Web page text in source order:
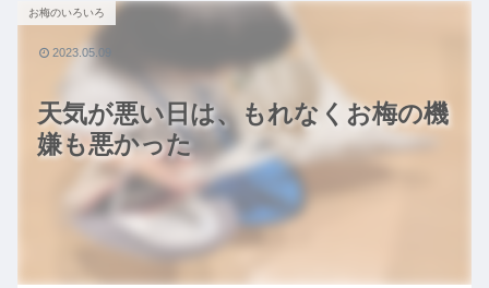
天気が悪い日は、もれなくお梅の機
嫌も悪かった
お梅のいろいろ
2023.05.09